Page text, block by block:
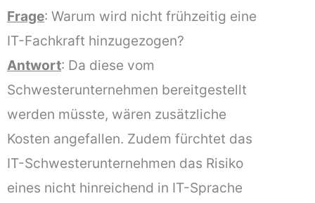
Frage: Warum wird nicht frühzeitig eine
IT-Fachkraft hinzugezogen?
Antwort: Da diese vom
Schwesterunternehmen bereitgestellt
werden müsste, wären zusätzliche
Kosten angefallen. Zudem fürchtet das
IT-Schwesterunternehmen das Risiko
eines nicht hinreichend in IT-Sprache